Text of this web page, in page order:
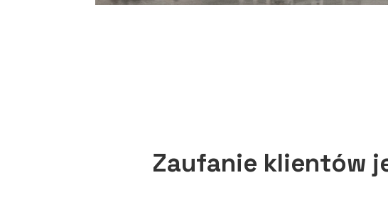
Zaufanie klientów